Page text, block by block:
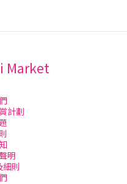
Market
計劃
明
則